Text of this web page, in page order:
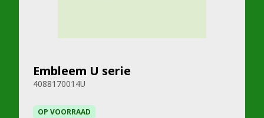
Embleem U serie
4088170014U
OP VOORRAAD